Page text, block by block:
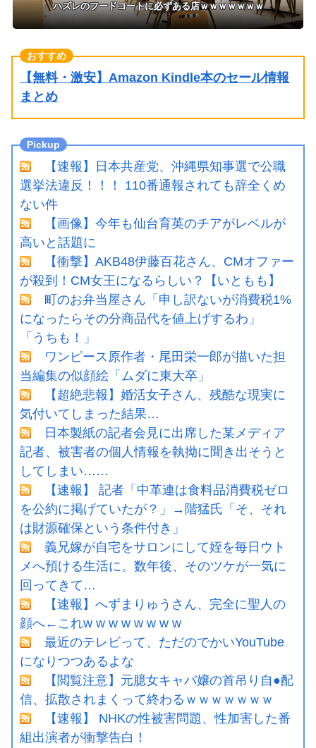
ハズレのフードコートに必ずある店ｗｗｗｗｗｗｗ
【無料・激安】Amazon Kindle本のセール情報
まとめ
【速報】日本共産党、沖縄県知事選で公職
選挙法違反！！！ 110番通報されても辞全くめ
ない件
【画像】今年も仙台育英のチアがレベルが
高いと話題に
【衝撃】AKB48伊藤百花さん、CMオファー
が殺到！CM女王になるらしい？【いともも】
町のお弁当屋さん「申し訳ないが消費税1%
になったらその分商品代を値上げするわ」
「うちも！」
ワンピース原作者・尾田栄一郎が描いた担
当編集の似顔絵「ムダに東大卒」
【超絶悲報】婚活女子さん、残酷な現実に
気付いてしまった結果…
日本製紙の記者会見に出席した某メディア
記者、被害者の個人情報を執拗に聞き出そうと
してしまい……
【速報】 記者「中革連は食料品消費税ゼロ
を公約に掲げていたが？」→階猛氏「そ、それ
は財源確保という条件付き」
義兄嫁が自宅をサロンにして姪を毎日ウト
メへ預ける生活に。数年後、そのツケが一気に
回ってきて…
【速報】へずまりゅうさん、完全に聖人の
顔へ←これw w w w w w w w
最近のテレビって、ただのでかいYouTube
になりつつあるよな
【閲覧注意】元臆女キャバ嬢の首吊り自●配
信、拡散されまくって終わるｗｗｗｗｗｗｗ
【速報】 NHKの性被害問題、性加害した番
組出演者が衝撃告白！